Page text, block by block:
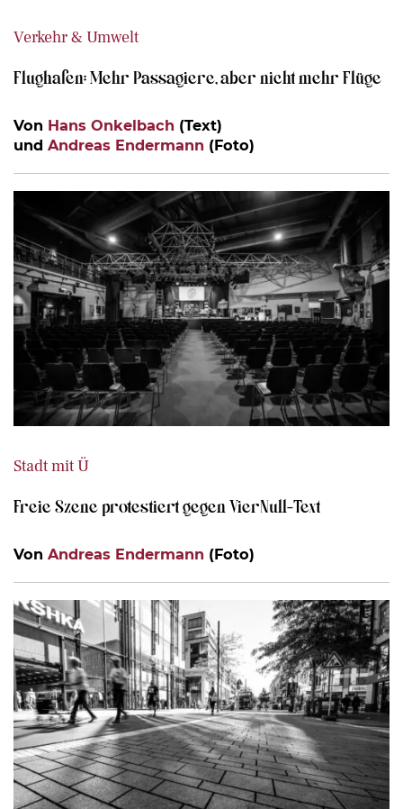
Verkehr & Umwelt
Flughafen: Mehr Passagiere, aber nicht mehr Flüge
Von Hans Onkelbach (Text)
und Andreas Endermann (Foto)
Stadt mit Ü
Freie Szene protestiert gegen VierNull-Text
Von Andreas Endermann (Foto)